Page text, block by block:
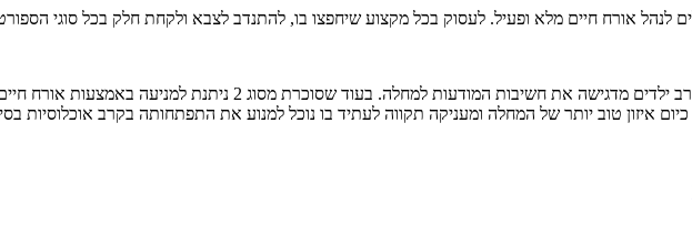
איזון טוב יותר של המחלה ומעניקה תקווה לעתיד בו נוכל למנוע את התפתחותה בקרב אוכלוסיות